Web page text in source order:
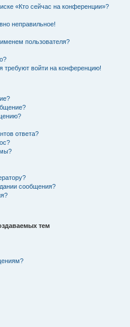
«Кто сейчас на конференции»?
неправильное!
пользователя?
требуют войти на конференцию!
ответа?
сообщения?
тем